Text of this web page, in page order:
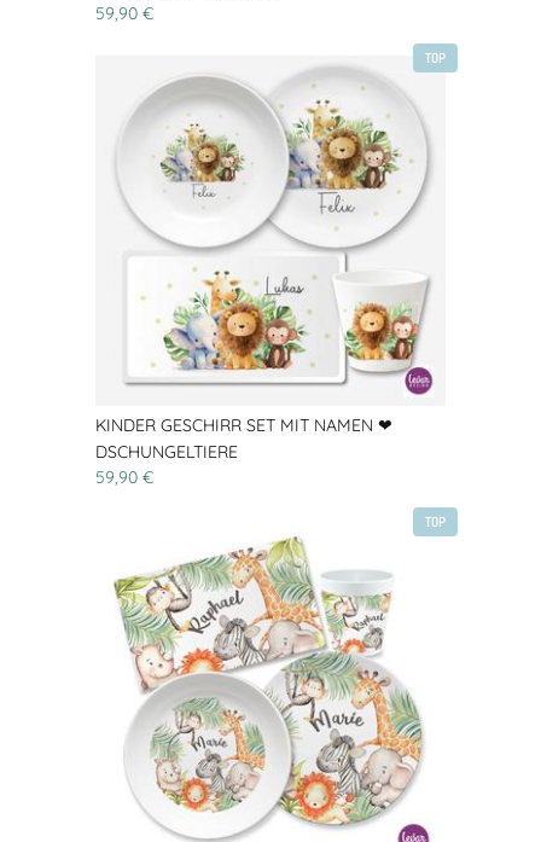
59,90 €
TOP
KINDER GESCHIRR SET MIT NAMEN ❤
DSCHUNGELTIERE
59,90 €
TOP